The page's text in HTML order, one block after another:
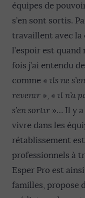
équipes de
s’en sont sortis.
travaillent avec la
l’espoir est
fois j’ai entendu
comme « ils ne
revenir », « il n’a
s’en sortir »… Il y
vivre dans les
rétablissement
professionnels à
Esper Pro est
familles, propose